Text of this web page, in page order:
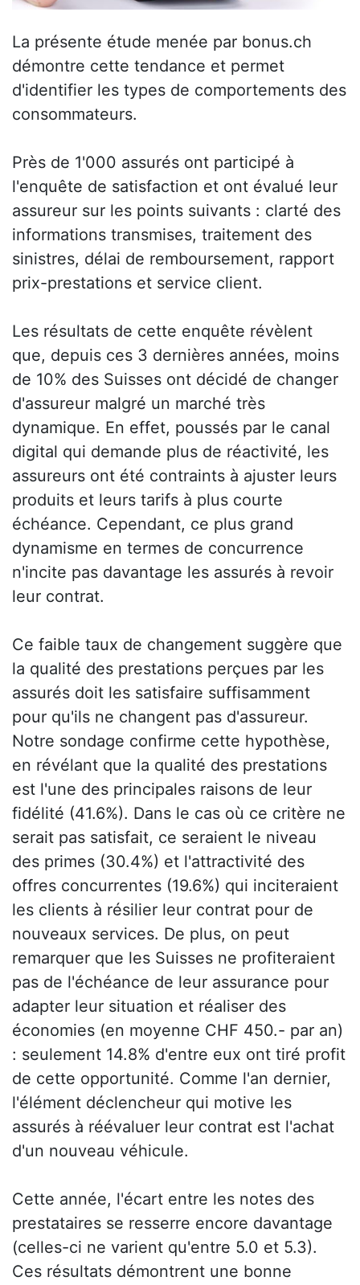
La présente étude menée par bonus.ch
démontre cette tendance et permet
d'identifier les types de comportements des
consommateurs.
Près de 1'000 assurés ont participé à
l'enquête de satisfaction et ont évalué leur
assureur sur les points suivants : clarté des
informations transmises, traitement des
sinistres, délai de remboursement, rapport
prix-prestations et service client.
Les résultats de cette enquête révèlent
que, depuis ces 3 dernières années, moins
de 10% des Suisses ont décidé de changer
d'assureur malgré un marché très
dynamique. En effet, poussés par le canal
digital qui demande plus de réactivité, les
assureurs ont été contraints à ajuster leurs
produits et leurs tarifs à plus courte
échéance. Cependant, ce plus grand
dynamisme en termes de concurrence
n'incite pas davantage les assurés à revoir
leur contrat.
Ce faible taux de changement suggère que
la qualité des prestations perçues par les
assurés doit les satisfaire suffisamment
pour qu'ils ne changent pas d'assureur.
Notre sondage confirme cette hypothèse,
en révélant que la qualité des prestations
est l'une des principales raisons de leur
fidélité (41.6%). Dans le cas où ce critère ne
serait pas satisfait, ce seraient le niveau
des primes (30.4%) et l'attractivité des
offres concurrentes (19.6%) qui inciteraient
les clients à résilier leur contrat pour de
nouveaux services. De plus, on peut
remarquer que les Suisses ne profiteraient
pas de l'échéance de leur assurance pour
adapter leur situation et réaliser des
économies (en moyenne CHF 450.- par an)
: seulement 14.8% d'entre eux ont tiré profit
de cette opportunité. Comme l'an dernier,
l'élément déclencheur qui motive les
assurés à réévaluer leur contrat est l'achat
d'un nouveau véhicule.
Cette année, l'écart entre les notes des
prestataires se resserre encore davantage
(celles-ci ne varient qu'entre 5.0 et 5.3).
Ces résultats démontrent une bonne